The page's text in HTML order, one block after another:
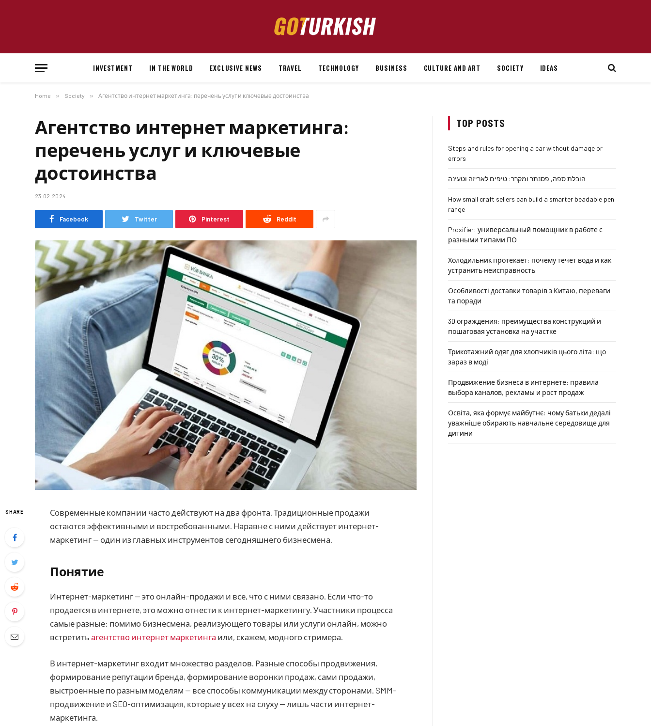
INVESTMENT IN THE WORLD EXCLUSIVE NEWS TRAVEL TECHNOLOGY BUSINESS CULTURE AND ART SOCIETY IDEAS
Home » Society » Агентство интернет маркетинга: перечень услуг и ключевые достоинства
Агентство интернет маркетинга:
перечень услуг и ключевые
достоинства
23.02.2024
Facebook Twitter Pinterest Reddit
SHARE
Современные компании часто действуют на два фронта. Традиционные продажи
остаются эффективными и востребованными. Наравне с ними действует интернет-
маркетинг — один из главных инструментов сегодняшнего бизнесмена.
Понятие
Интернет-маркетинг — это онлайн-продажи и все, что с ними связано. Если что-то
продается в интернете, это можно отнести к интернет-маркетингу. Участники процесса
самые разные: помимо бизнесмена, реализующего товары или услуги онлайн, можно
встретить агентство интернет маркетинга или, скажем, модного стримера.
В интернет-маркетинг входит множество разделов. Разные способы продвижения,
формирование репутации бренда, формирование воронки продаж, сами продажи,
выстроенные по разным моделям — все способы коммуникации между сторонами. SMM-
продвижение и SEO-оптимизация, которые у всех на слуху — лишь части интернет-
маркетинга.
TOP POSTS
Steps and rules for opening a car without damage or
errors
הובלת ספה, פסנתר ומקרר: טיפים לאריזה וטעינה
How small craft sellers can build a smarter beadable pen
range
Proxifier: универсальный помощник в работе с
разными типами ПО
Холодильник протекает: почему течет вода и как
устранить неисправность
Особливості доставки товарів з Китаю, переваги
та поради
3D ограждения: преимущества конструкций и
пошаговая установка на участке
Трикотажний одяг для хлопчиків цього літа: що
зараз в моді
Продвижение бизнеса в интернете: правила
выбора каналов, рекламы и рост продаж
Освіта, яка формує майбутнє: чому батьки дедалі
уважніше обирають навчальне середовище для
дитини